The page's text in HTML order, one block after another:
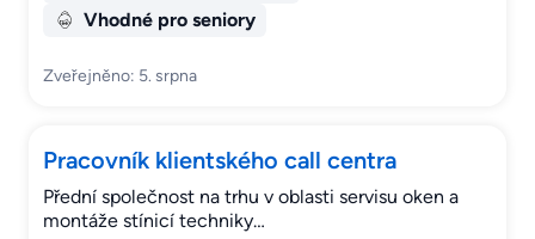
Vhodné pro seniory
Zveřejněno: 5. srpna
Pracovník klientského call centra
Přední společnost na trhu v oblasti servisu oken a
montáže stínicí techniky…